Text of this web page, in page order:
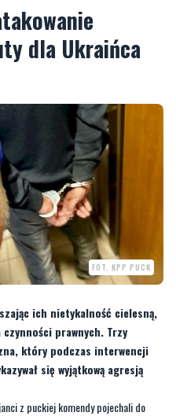
FOT. KPP PUCK
ich nietykalność cielesną,
czynności prawnych. Trzy
się wyjątkową agresją
z puckiej komendy pojechali do
weselnej zabawy, jeden z gości
sali.
środku był sprzęt dla ciężko chorej